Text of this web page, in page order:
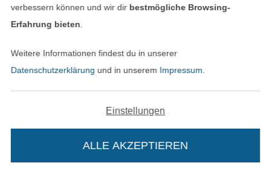
Alle Preise inkl. der gesetzl. MwSt.
Deutsch
Nederlands
In den niederländischen
(France)
In den
verbessern können und wir dir bestmögliche Browsing-
Erfahrung bieten
Weitere Informationen findest du in unserer
Datenschutzerklärung und in unserem Impressum
Einstellungen
ALLE AKZEPTIEREN